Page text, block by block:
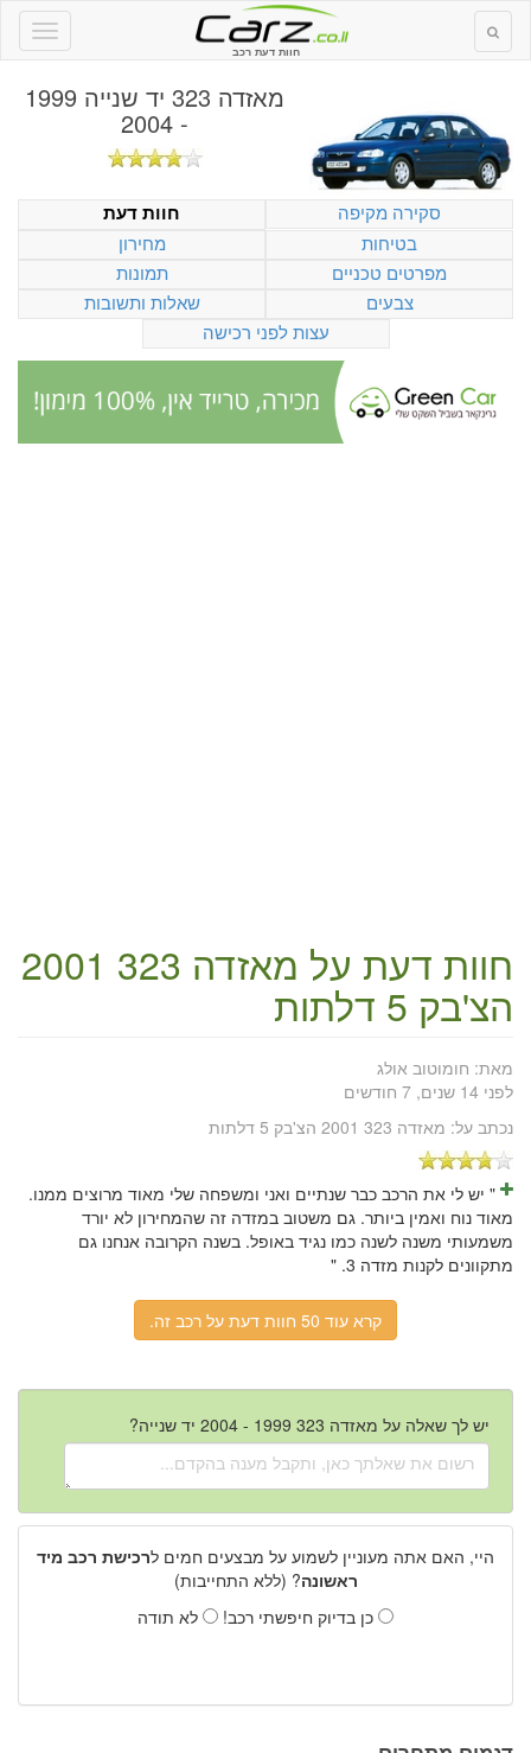
חוות דעת רכב
מאזדה 323 יד שנייה 1999
- 2004
סקירה מקיפה
חוות דעת
בטיחות
מחירון
מפרטים טכניים
תמונות
צבעים
שאלות ותשובות
עצות לפני רכישה
חוות דעת על מאזדה 323 2001
הצ'בק 5 דלתות
מאת: חומוטוב אולג
לפני 14 שנים, 7 חודשים
נכתב על: מאזדה 323 2001 הצ'בק 5 דלתות
" יש לי את הרכב כבר שנתיים ואני ומשפחה שלי מאוד מרוצים ממנו.
מאוד נוח ואמין ביותר. גם משטוב במזדה זה שהמחירון לא יורד
משמעותי משנה לשנה כמו נגיד באופל. בשנה הקרובה אנחנו גם
מתקוונים לקנות מזדה 3. "
קרא עוד 50 חוות דעת על רכב זה.
יש לך שאלה על מאזדה 323 1999 - 2004 יד שנייה?
היי, האם אתה מעוניין לשמוע על מבצעים חמים לרכישת רכב מיד
ראשונה? (ללא התחייבות)
כן בדיוק חיפשתי רכב!
לא תודה